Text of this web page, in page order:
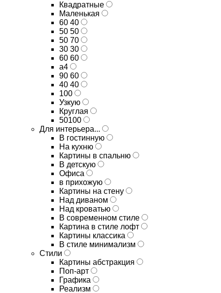
Квадратные
Маленькая
60 40
50 50
50 70
30 30
60 60
а4
90 60
40 40
100
Узкую
Круглая
50100
Для интерьера...
В гостинную
На кухню
Картины в спальню
В детскую
Офиса
в прихожую
Картины на стену
Над диваном
Над кроватью
В современном стиле
Картина в стиле лофт
Картины классика
В стиле минимализм
Стили
Картины абстракция
Поп-арт
Графика
Реализм